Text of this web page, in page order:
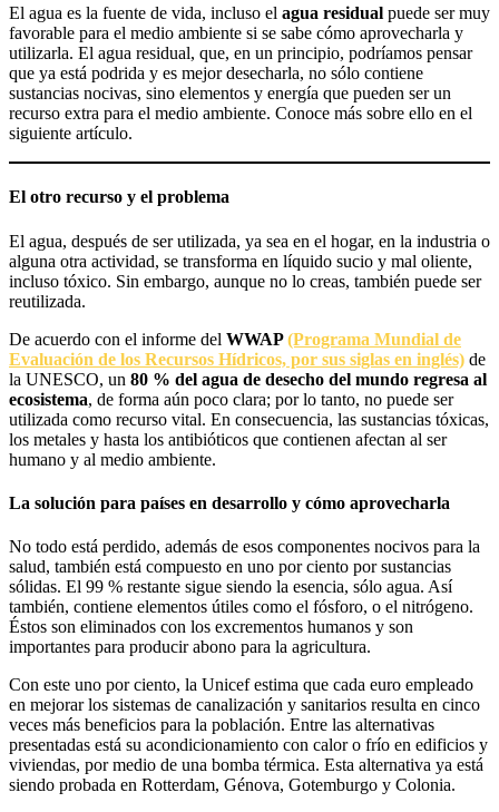
El agua es la fuente de vida, incluso el agua residual puede ser muy
favorable para el medio ambiente si se sabe cómo aprovecharla y
utilizarla. El agua residual, que, en un principio, podríamos pensar
que ya está podrida y es mejor desecharla, no sólo contiene
sustancias nocivas, sino elementos y energía que pueden ser un
recurso extra para el medio ambiente. Conoce más sobre ello en el
siguiente artículo.
El otro recurso y el problema
El agua, después de ser utilizada, ya sea en el hogar, en la industria o
alguna otra actividad, se transforma en líquido sucio y mal oliente,
incluso tóxico. Sin embargo, aunque no lo creas, también puede ser
reutilizada.
De acuerdo con el informe del WWAP(Programa Mundial de
Evaluación de los Recursos Hídricos, por sus siglas en inglés) de
la UNESCO, un 80 % del agua de desecho del mundo regresa al
ecosistema, de forma aún poco clara; por lo tanto, no puede ser
utilizada como recurso vital. En consecuencia, las sustancias tóxicas,
los metales y hasta los antibióticos que contienen afectan al ser
humano y al medio ambiente.
La solución para países en desarrollo y cómo aprovecharla
No todo está perdido, además de esos componentes nocivos para la
salud, también está compuesto en uno por ciento por sustancias
sólidas. El 99 % restante sigue siendo la esencia, sólo agua. Así
también, contiene elementos útiles como el fósforo, o el nitrógeno.
Éstos son eliminados con los excrementos humanos y son
importantes para producir abono para la agricultura.
Con este uno por ciento, la Unicef estima que cada euro empleado
en mejorar los sistemas de canalización y sanitarios resulta en cinco
veces más beneficios para la población. Entre las alternativas
presentadas está su acondicionamiento con calor o frío en edificios y
viviendas, por medio de una bomba térmica. Esta alternativa ya está
siendo probada en Rotterdam, Génova, Gotemburgo y Colonia.